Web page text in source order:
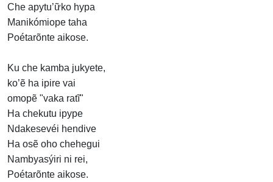
Che apytu’ữko hypa
Manikómiope taha
Poétarõnte aikose.
Ku che kamba jukyete,
ko’ẽ ha ipire vai
omopẽ "vaka ratĩ"
Ha chekutu ipype
Ndakesevéi hendive
Ha osẽ oho chehegui
Nambyasýiri ni rei,
Poétarõnte aikose.